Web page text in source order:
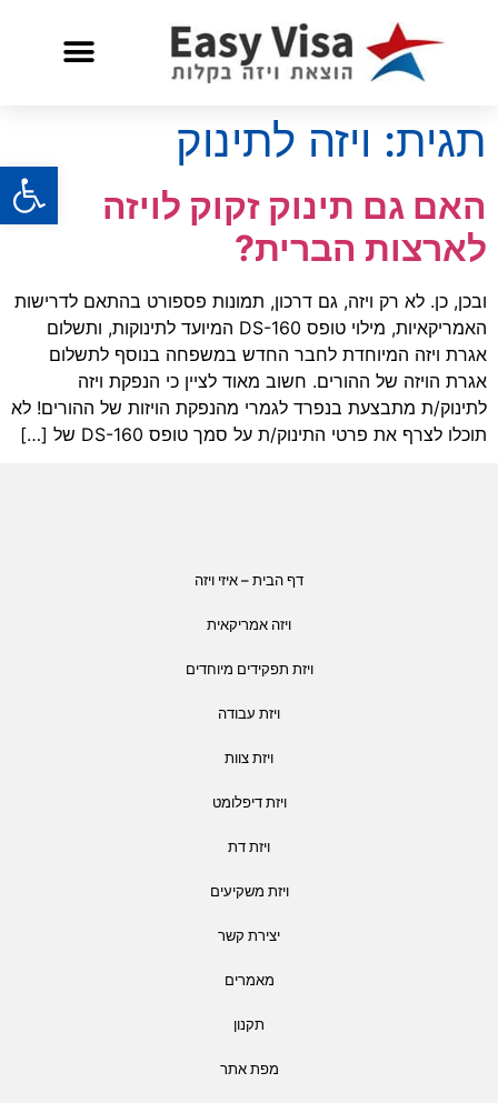
תגית: ויזה לתינוק
האם גם תינוק זקוק לויזה
לארצות הברית?
ובכן, כן. לא רק ויזה, גם דרכון, תמונות פספורט בהתאם לדרישות
האמריקאיות, מילוי טופס DS-160 המיועד לתינוקות, ותשלום
אגרת ויזה המיוחדת לחבר החדש במשפחה בנוסף לתשלום
אגרת הויזה של ההורים. חשוב מאוד לציין כי הנפקת ויזה
לתינוק/ת מתבצעת בנפרד לגמרי מהנפקת הויזות של ההורים! לא
תוכלו לצרף את פרטי התינוק/ת על סמך טופס DS-160 של […]
דף הבית – איזי ויזה
ויזה אמריקאית
ויזת תפקידים מיוחדים
ויזת עבודה
ויזת צוות
ויזת דיפלומט
ויזת דת
ויזת משקיעים
יצירת קשר
מאמרים
תקנון
מפת אתר